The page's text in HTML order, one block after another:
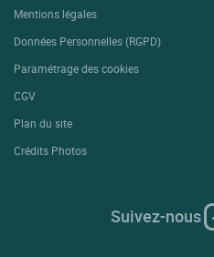
Mentions légales
Données Personnelles (RGPD)
Paramétrage des cookies
CGV
Plan du site
Crédits Photos
Suivez-nous